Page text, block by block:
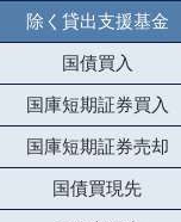
除く貸出支援基金
国債買入
国庫短期証券買入
国庫短期証券売却
国債買現先